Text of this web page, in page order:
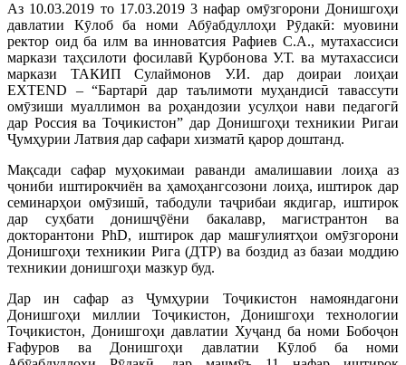
Аз 10.03.2019 то 17.03.2019 3 нафар омӯзгорони Донишгоҳи
давлатии Кӯлоб ба номи Абӯабдуллоҳи Рӯдакӣ: муовини
ректор оид ба илм ва инноватсия Рафиев С.А., мутахассиси
маркази таҳсилоти фосилавӣ Қурбонова У.Т. ва мутахассиси
маркази ТАКИП Сулаймонов У.И. дар доираи лоиҳаи
EXTEND – “Бартарӣ дар таълимоти муҳандисӣ тавассути
омӯзиши муаллимон ва роҳандозии усулҳои нави педагогӣ
дар Россия ва Тоҷикистон” дар Донишгоҳи техникии Ригаи
Ҷумҳурии Латвия дар сафари хизматӣ қарор доштанд.
Мақсади сафар муҳокимаи раванди амалишавии лоиҳа аз
ҷониби иштирокчиён ва ҳамоҳангсозони лоиҳа, иштирок дар
семинарҳои омӯзишӣ, табодули таҷрибаи якдигар, иштирок
дар суҳбати донишҷӯёни бакалавр, магистрантон ва
докторантони PhD, иштирок дар машғулиятҳои омӯзгорони
Донишгоҳи техникии Рига (ДТР) ва боздид аз базаи моддию
техникии донишгоҳи мазкур буд.
Дар ин сафар аз Ҷумҳурии Тоҷикистон намояндагони
Донишгоҳи миллии Тоҷикистон, Донишгоҳи технологии
Тоҷикистон, Донишгоҳи давлатии Хуҷанд ба номи Бобоҷон
Ғафуров ва Донишгоҳи давлатии Кӯлоб ба номи